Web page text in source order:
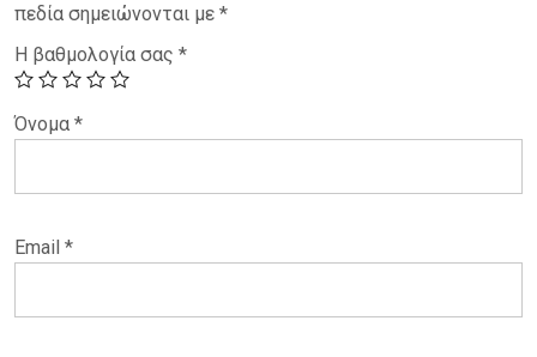
πεδία σημειώνονται με *
Η βαθμολογία σας *
Όνομα *
Email *